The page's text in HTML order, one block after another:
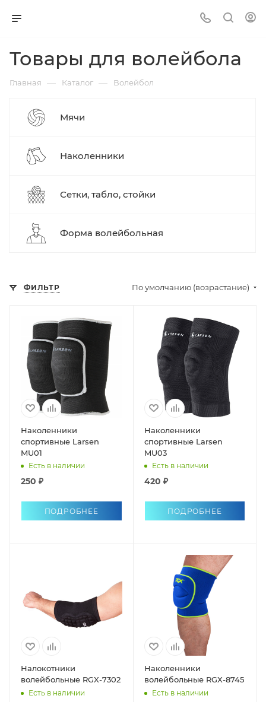
Товары для волейбола
Главная — Каталог — Волейбол
Мячи
Наколенники
Сетки, табло, стойки
Форма волейбольная
ФИЛЬТР По умолчанию (возрастание)
Наколенники
спортивные Larsen
MU01
Есть в наличии
250 ₽
ПОДРОБНЕЕ
Наколенники
спортивные Larsen
MU03
Есть в наличии
420 ₽
ПОДРОБНЕЕ
Налокотники
волейбольные RGX-7302
Есть в наличии
Наколенники
волейбольные RGX-8745
Есть в наличии